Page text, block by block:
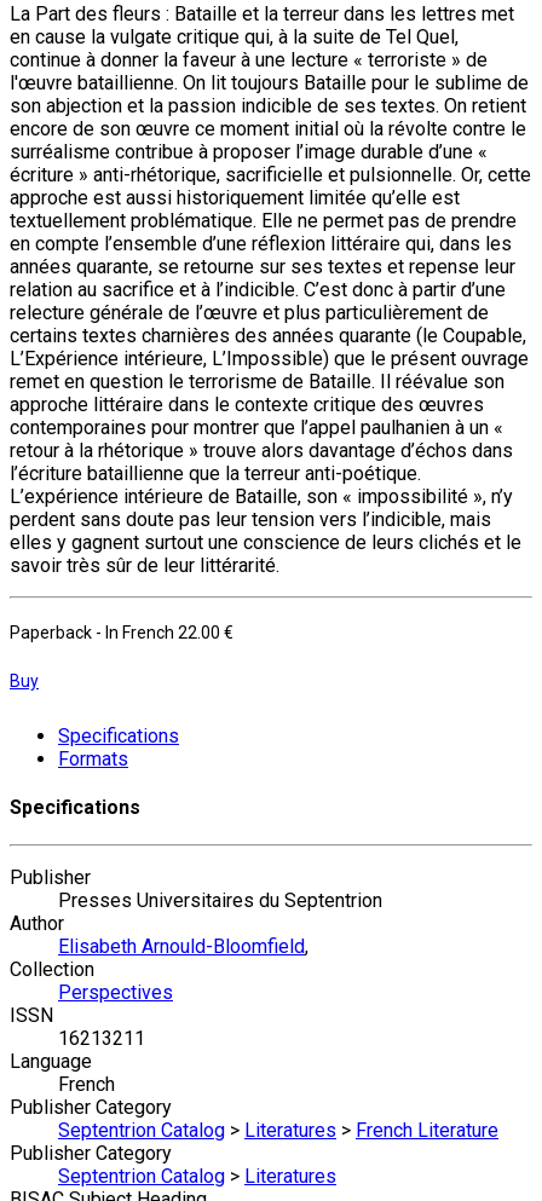
La Part des fleurs : Bataille et la terreur dans les lettres met
en cause la vulgate critique qui, à la suite de Tel Quel,
continue à donner la faveur à une lecture « terroriste » de
l'œuvre bataillienne. On lit toujours Bataille pour le sublime de
son abjection et la passion indicible de ses textes. On retient
encore de son œuvre ce moment initial où la révolte contre le
surréalisme contribue à proposer l’image durable d’une «
écriture » anti-rhétorique, sacrificielle et pulsionnelle. Or, cette
approche est aussi historiquement limitée qu’elle est
textuellement problématique. Elle ne permet pas de prendre
en compte l’ensemble d’une réflexion littéraire qui, dans les
années quarante, se retourne sur ses textes et repense leur
relation au sacrifice et à l’indicible. C’est donc à partir d’une
relecture générale de l’œuvre et plus particulièrement de
certains textes charnières des années quarante (le Coupable,
L’Expérience intérieure, L’Impossible) que le présent ouvrage
remet en question le terrorisme de Bataille. Il réévalue son
approche littéraire dans le contexte critique des œuvres
contemporaines pour montrer que l’appel paulhanien à un «
retour à la rhétorique » trouve alors davantage d’échos dans
l’écriture bataillienne que la terreur anti-poétique.
L’expérience intérieure de Bataille, son « impossibilité », n’y
perdent sans doute pas leur tension vers l’indicible, mais
elles y gagnent surtout une conscience de leurs clichés et le
savoir très sûr de leur littérarité.
Paperback - In French 22.00 €
Buy
Specifications
Formats
Specifications
Publisher
Presses Universitaires du Septentrion
Author
Elisabeth Arnould-Bloomfield,
Collection
Perspectives
ISSN
16213211
Language
French
Publisher Category
Septentrion Catalog > Literatures > French Literature
Publisher Category
Septentrion Catalog > Literatures